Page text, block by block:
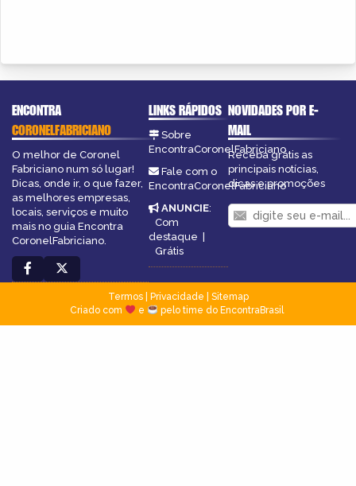
ENCONTRA
CORONELFABRICIANO
O melhor de Coronel
Fabriciano num só lugar!
Dicas, onde ir, o que fazer,
as melhores empresas,
locais, serviços e muito
mais no guia Encontra
CoronelFabriciano.
LINKS RÁPIDOS
Sobre
EncontraCoronelFabriciano
Fale com o
EncontraCoronelFabriciano
ANUNCIE:
Com
destaque |
Grátis
NOVIDADES POR E-
MAIL
Receba grátis as
principais notícias,
dicas e promoções
Termos| Privacidade
Sitemap
Criado com
e pelo time do EncontraBrasil